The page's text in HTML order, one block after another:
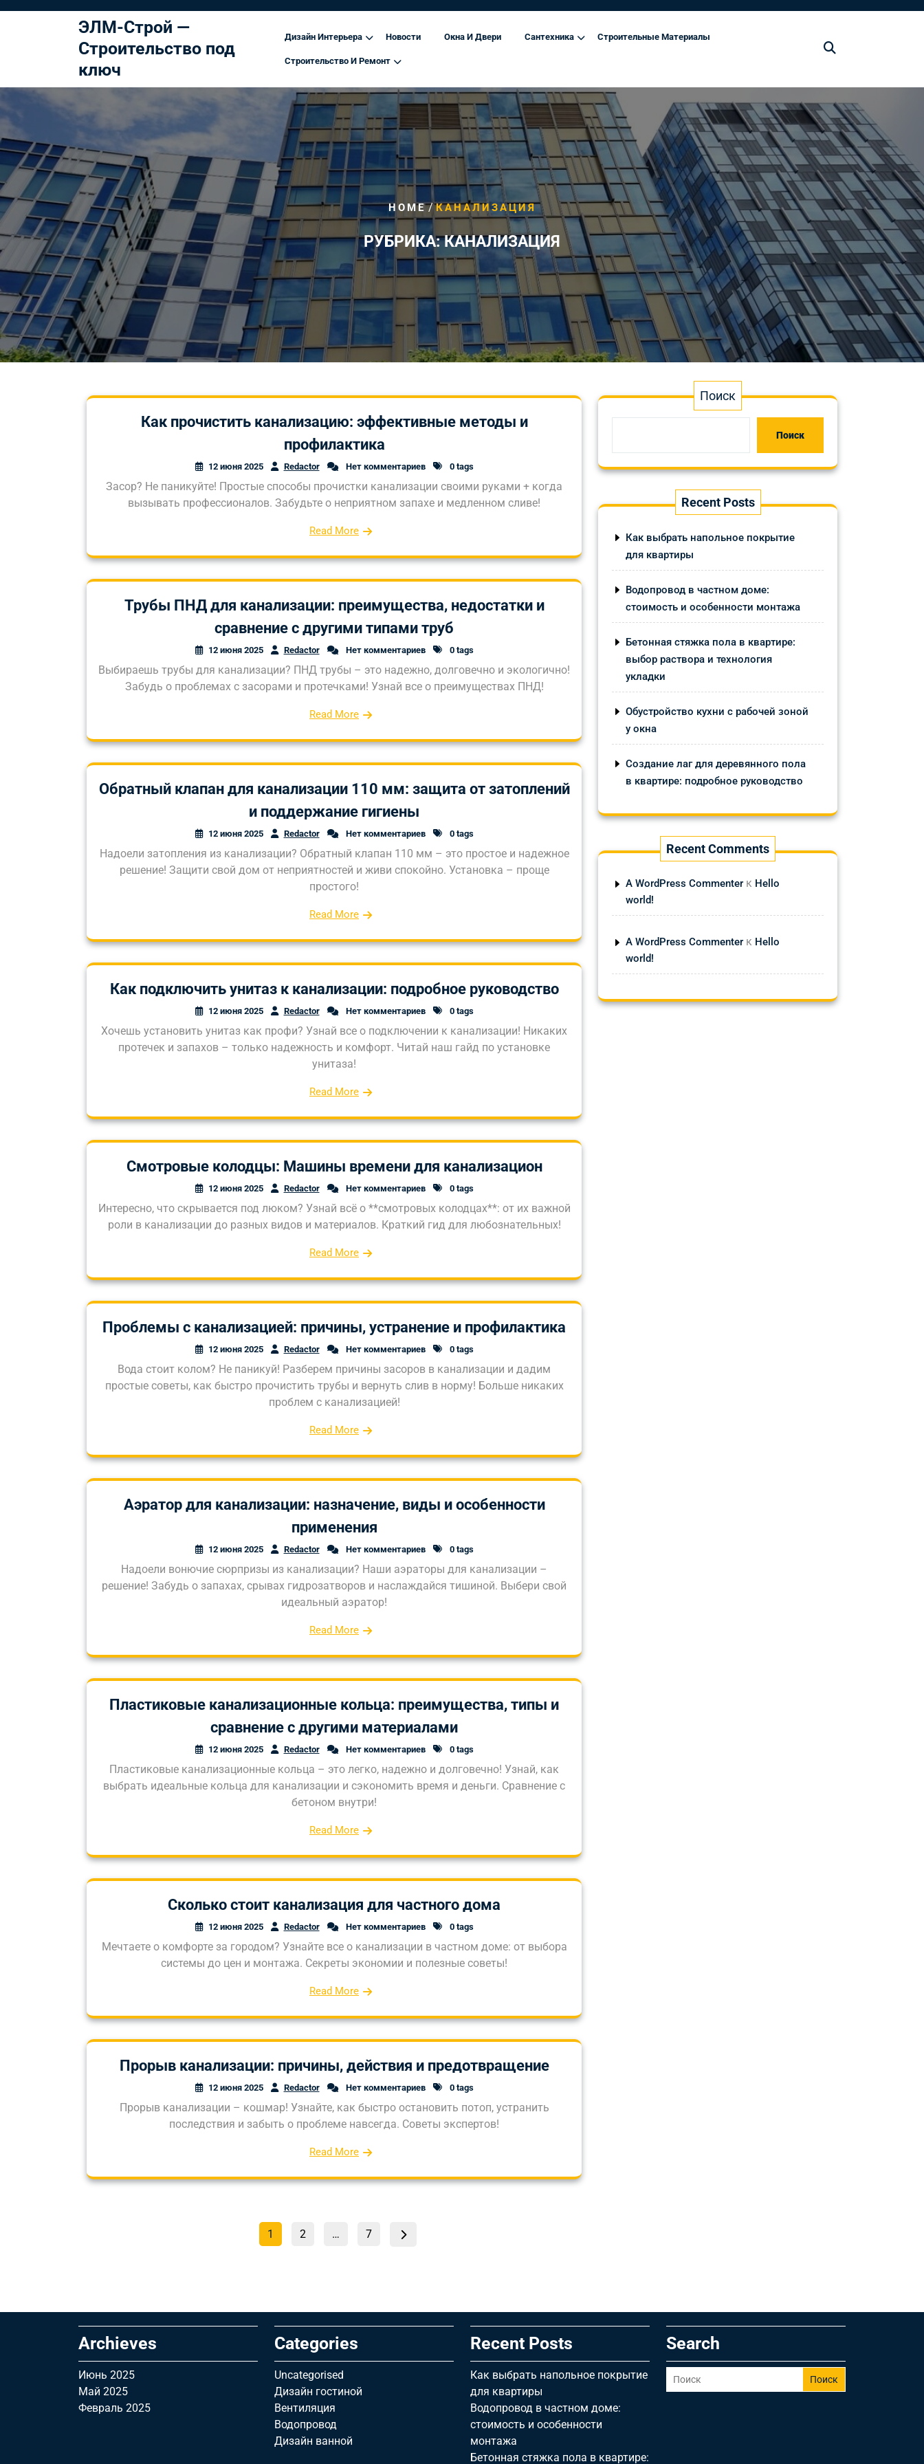
ЭЛМ-Строй —
Строительство под
ключ
Дизайн Интерьера Новости Окна И Двери Сантехника Строительные Материалы
Строительство И Ремонт
HOME/КАНАЛИЗАЦИЯ
РУБРИКА:КАНАЛИЗАЦИЯ
Как прочистить канализацию: эффективные методы и
профилактика
12 июня 2025 Redactor Нет комментариев 0 tags
Засор? Не паникуйте! Простые способы прочистки канализации своими руками + когда
вызывать профессионалов. Забудьте о неприятном запахе и медленном сливе!
Read More
Трубы ПНД для канализации: преимущества, недостатки и
сравнение с другими типами труб
12 июня 2025 Redactor Нет комментариев 0 tags
Выбираешь трубы для канализации? ПНД трубы – это надежно, долговечно и экологично!
Забудь о проблемах с засорами и протечками! Узнай все о преимуществах ПНД!
Read More
Обратный клапан для канализации 110 мм: защита от затоплений
и поддержание гигиены
12 июня 2025 Redactor Нет комментариев 0 tags
Надоели затопления из канализации? Обратный клапан 110 мм – это простое и надежное
решение! Защити свой дом от неприятностей и живи спокойно. Установка – проще
простого!
Read More
Как подключить унитаз к канализации: подробное руководство
12 июня 2025 Redactor Нет комментариев 0 tags
Хочешь установить унитаз как профи? Узнай все о подключении к канализации! Никаких
протечек и запахов – только надежность и комфорт. Читай наш гайд по установке
унитаза!
Read More
Смотровые колодцы: Машины времени для канализацион
12 июня 2025 Redactor Нет комментариев 0 tags
Интересно, что скрывается под люком? Узнай всё о **смотровых колодцах**: от их важной
роли в канализации до разных видов и материалов. Краткий гид для любознательных!
Read More
Проблемы с канализацией: причины, устранение и профилактика
12 июня 2025 Redactor Нет комментариев 0 tags
Вода стоит колом? Не паникуй! Разберем причины засоров в канализации и дадим
простые советы, как быстро прочистить трубы и вернуть слив в норму! Больше никаких
проблем с канализацией!
Read More
Аэратор для канализации: назначение, виды и особенности
применения
12 июня 2025 Redactor Нет комментариев 0 tags
Надоели вонючие сюрпризы из канализации? Наши аэраторы для канализации –
решение! Забудь о запахах, срывах гидрозатворов и наслаждайся тишиной. Выбери свой
идеальный аэратор!
Read More
Пластиковые канализационные кольца: преимущества, типы и
сравнение с другими материалами
12 июня 2025 Redactor Нет комментариев 0 tags
Пластиковые канализационные кольца – это легко, надежно и долговечно! Узнай, как
выбрать идеальные кольца для канализации и сэкономить время и деньги. Сравнение с
бетоном внутри!
Read More
Сколько стоит канализация для частного дома
12 июня 2025 Redactor Нет комментариев 0 tags
Мечтаете о комфорте за городом? Узнайте все о канализации в частном доме: от выбора
системы до цен и монтажа. Секреты экономии и полезные советы!
Read More
Прорыв канализации: причины, действия и предотвращение
12 июня 2025 Redactor Нет комментариев 0 tags
Прорыв канализации – кошмар! Узнайте, как быстро остановить потоп, устранить
последствия и забыть о проблеме навсегда. Советы экспертов!
Read More
Пагинация
Страница
1 Страница
2 … Страница
7
Поиск
Поиск
Recent Posts
Как выбрать напольное покрытие
для квартиры
Водопровод в частном доме:
стоимость и особенности монтажа
Бетонная стяжка пола в квартире:
выбор раствора и технология
укладки
Обустройство кухни с рабочей зоной
у окна
Создание лаг для деревянного пола
в квартире: подробное руководство
Recent Comments
A WordPress Commenter к Hello
world!
A WordPress Commenter к Hello
world!
Archieves
Июнь 2025
Май 2025
Февраль 2025
Categories
Uncategorised
Дизайн гостиной
Вентиляция
Водопровод
Дизайн ванной
Recent Posts
Как выбрать напольное покрытие
для квартиры
Водопровод в частном доме:
стоимость и особенности
монтажа
Бетонная стяжка пола в квартире:
Search
Поиск